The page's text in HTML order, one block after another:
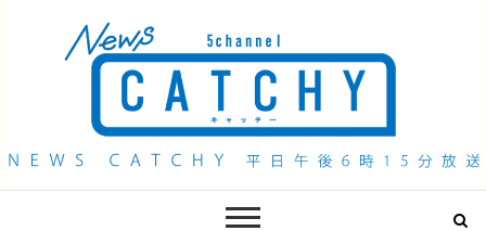
QAB NEWS Headline